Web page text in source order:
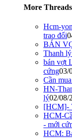
More
Hcm-
trao đổi
BÁN
Thanh
bán vợt
cứng03/
Cần
HN-
lý02/08/
[HCM]-
HCM-
- mới
HCM: